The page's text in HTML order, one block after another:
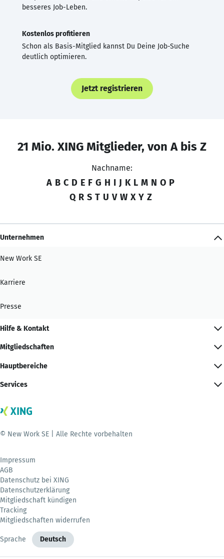
besseres Job-Leben.
Kostenlos profitieren
Schon als Basis-Mitglied kannst Du Deine Job-Suche
deutlich optimieren.
Jetzt registrieren
21 Mio. XING Mitglieder, von A bis Z
Nachname:
A B C D E F G H I J K L M N O P
Q R S T U V W X Y Z
Unternehmen
New Work SE
Karriere
Presse
Hilfe & Kontakt
Mitgliedschaften
Hauptbereiche
Services
© New Work SE | Alle Rechte vorbehalten
Impressum
AGB
Datenschutz bei XING
Datenschutzerklärung
Mitgliedschaft kündigen
Tracking
Mitgliedschaften widerrufen
Sprache Deutsch